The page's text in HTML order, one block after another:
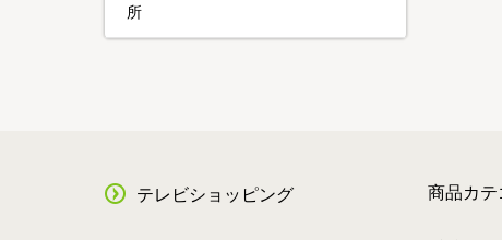
所
テレビショッピング 商品カテ